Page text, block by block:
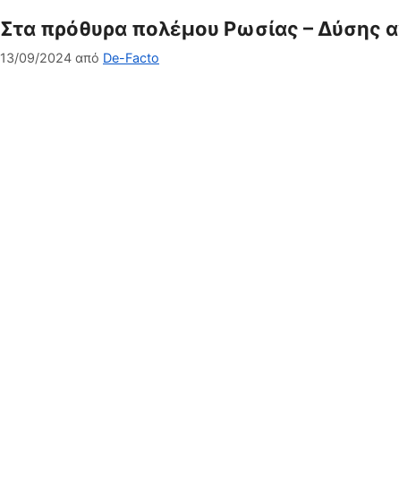
Στα πρόθυρα πολέμου Ρωσίας – Δύσης
13/09/2024 από De-Facto